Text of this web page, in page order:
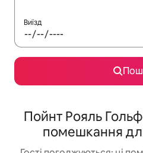
Виїзд
Пойнт Рояль
помешкання